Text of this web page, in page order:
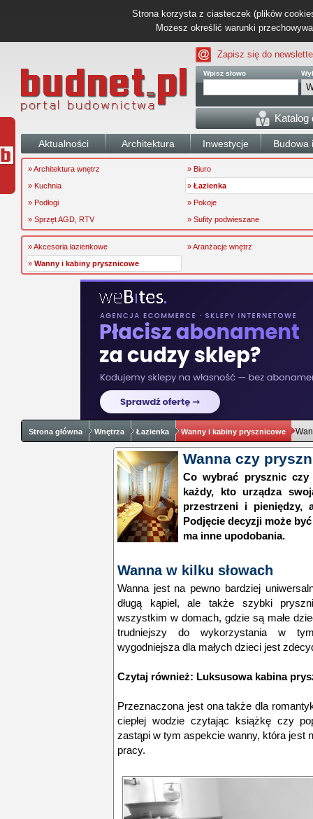
Strona korzysta z ciasteczek (plików
Możesz określić warunki
Zapisz się do
Wpisz słowo
Katalog
Aktualności Architektura Inwestycje Budowa
» Architektura wnętrz
» Biuro
» Kuchnia
» Łazienka
» Podłogi
» Pokoje
» Sprzęt AGD, RTV
» Sufity podwieszane
» Akcesoria łazienkowe
» Aranżacje wnętrz
» Wanny i kabiny prysznicowe
Strona główna Wnętrza Łazienka Wanny i kabiny prysznicowe
Wanna czy
Co wybrać prysznic czy
każdy, kto urządza
przestrzeni i pieniędzy,
Podjęcie decyzji może
ma inne upodobania.
Wanna w kilku słowach
Wanna jest na pewno bardziej
długą kąpiel, ale także szybki
wszystkim w domach, gdzie są małe
trudniejszy do wykorzystania w
wygodniejsza dla małych dzieci jest
Czytaj również: Luksusowa kabina
Przeznaczona jest ona także dla
ciepłej wodzie czytając książkę czy
zastąpi w tym aspekcie wanny, która jest
pracy.